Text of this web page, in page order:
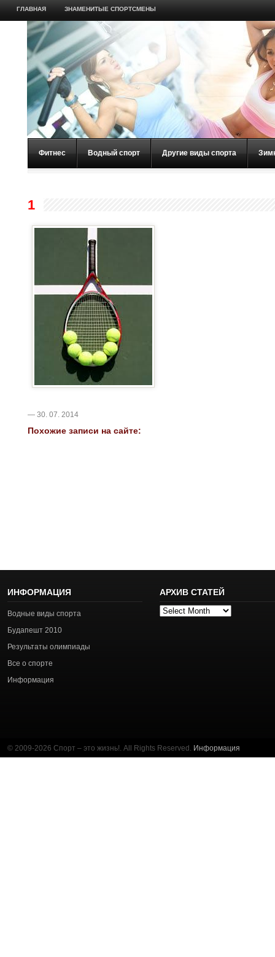
ГЛАВНАЯ ЗНАМЕНИТЫЕ СПОРТСМЕНЫ
Фитнес Водный спорт Другие виды спорта
1
— 30. 07. 2014
Похожие записи на сайте:
ИНФОРМАЦИЯ
Водные виды спорта
Будапешт 2010
Результаты олимпиады
Все о спорте
Информация
АРХИВ СТАТЕЙ
Архив
© 2009-2026 Спорт – это жизнь!. All Rights Reserved. Информация